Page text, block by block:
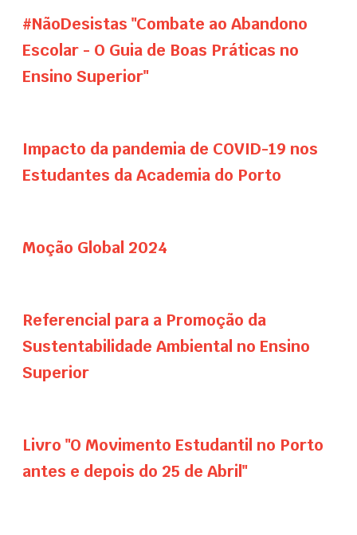
#NãoDesistas "Combate ao Abandono
Escolar - O Guia de Boas Práticas no
Ensino Superior"
Impacto da pandemia de COVID-19 nos
Estudantes da Academia do Porto
Moção Global 2024
Referencial para a Promoção da
Sustentabilidade Ambiental no Ensino
Superior
Livro "O Movimento Estudantil no Porto
antes e depois do 25 de Abril"